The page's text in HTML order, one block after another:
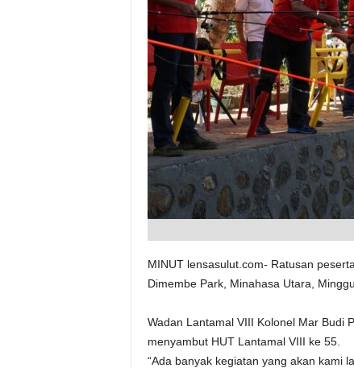
MINUT lensasulut.com- Ratusan
Dimembe Park, Minahasa Utara,
Wadan Lantamal VIII Kolonel Mar Budi
menyambut HUT Lantamal VIII ke 55.
“Ada banyak kegiatan yang akan kami